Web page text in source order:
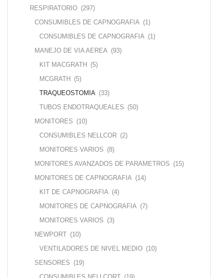
RESPIRATORIO (297)
CONSUMIBLES DE CAPNOGRAFIA (1)
CONSUMIBLES DE CAPNOGRAFIA (1)
MANEJO DE VIA AEREA (93)
KIT MACGRATH (5)
MCGRATH (5)
TRAQUEOSTOMIA (33)
TUBOS ENDOTRAQUEALES (50)
MONITORES (10)
CONSUMIBLES NELLCOR (2)
MONITORES VARIOS (8)
MONITORES AVANZADOS DE PARAMETROS (15)
MONITORES DE CAPNOGRAFIA (14)
KIT DE CAPNOGRAFIA (4)
MONITORES DE CAPNOGRAFIA (7)
MONITORES VARIOS (3)
NEWPORT (10)
VENTILADORES DE NIVEL MEDIO (10)
SENSORES (19)